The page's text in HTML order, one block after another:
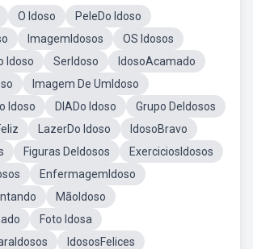
O Idoso
PeleDo Idoso
ImagemIdosos
OS Idosos
Idoso
SerIdoso
IdosoAcamado
Imagem De UmIdoso
Idoso
DIADo Idoso
Grupo DeIdosos
LazerDo Idoso
IdosoBravo
Figuras DeIdosos
ExerciciosIdosos
EnfermagemIdoso
MãoIdoso
Foto Idosa
IdososFelices